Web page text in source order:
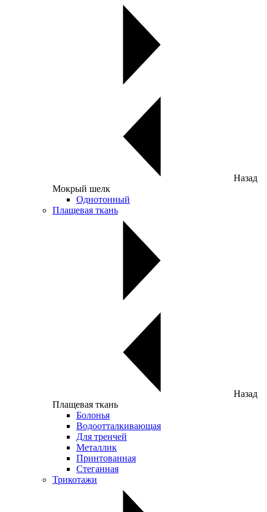
Назад
Мокрый шелк
Однотонный
Плащевая ткань
Назад
Плащевая ткань
Болонья
Водоотталкивающая
Для тренчей
Металлик
Принтованная
Стеганная
Трикотажи